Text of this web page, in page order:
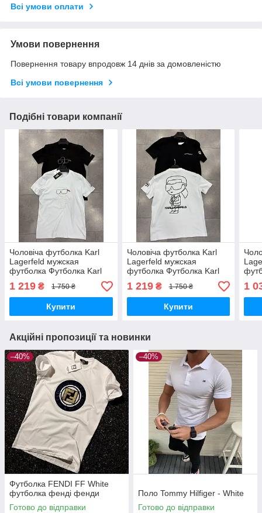
Всі умови оплати
Умови повернення
Повернення товару впродовж 14 днів за домовленістю
Всі умови повернення
Подібні товари компанії
Чоловіча футболка Karl
Lagerfeld мужская
футболка Футболка Karl
Турция
1 219 ₴ 1 750 ₴
Купити
Чоловіча футболка Karl
Lagerfeld мужская
футболка Футболка Karl
Турция
1 219₴ 1 750 ₴
Купити
1
Акційні пропозиції та новинки
–40%
Футболка FENDI FF White
футболка фенді фенди
Готово до відправки
–40%
Поло Tommy Hilfiger - White
Готово до відправки